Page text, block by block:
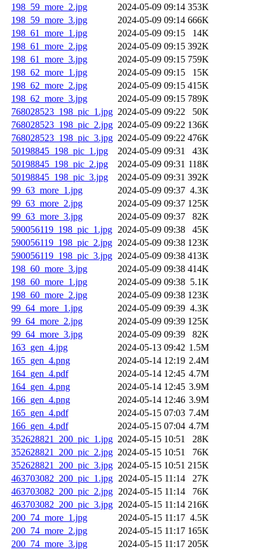
198_59_more_2.jpg
2024-05-09 09:14 353K
198_59_more_3.jpg
2024-05-09 09:14 666K
198_61_more_1.jpg
2024-05-09 09:15
14K
198_61_more_2.jpg
2024-05-09 09:15 392K
198_61_more_3.jpg
2024-05-09 09:15 759K
198_62_more_1.jpg
2024-05-09 09:15
15K
198_62_more_2.jpg
2024-05-09 09:15 415K
198_62_more_3.jpg
2024-05-09 09:15 789K
768028523_198_pic_1.jpg 2024-05-09 09:22
50K
768028523_198_pic_2.jpg 2024-05-09 09:22 136K
768028523_198_pic_3.jpg 2024-05-09 09:22 476K
50198845_198_pic_1.jpg
2024-05-09 09:31
43K
50198845_198_pic_2.jpg
2024-05-09 09:31 118K
50198845_198_pic_3.jpg
2024-05-09 09:31 392K
99_63_more_1.jpg
2024-05-09 09:37 4.3K
99_63_more_2.jpg
2024-05-09 09:37 125K
99_63_more_3.jpg
2024-05-09 09:37
82K
590056119_198_pic_1.jpg 2024-05-09 09:38
45K
590056119_198_pic_2.jpg 2024-05-09 09:38 123K
590056119_198_pic_3.jpg 2024-05-09 09:38 413K
198_60_more_3.jpg
2024-05-09 09:38 414K
198_60_more_1.jpg
2024-05-09 09:38 5.1K
198_60_more_2.jpg
2024-05-09 09:38 123K
99_64_more_1.jpg
2024-05-09 09:39 4.3K
99_64_more_2.jpg
2024-05-09 09:39 125K
99_64_more_3.jpg
2024-05-09 09:39
82K
163_gen_4.jpg
2024-05-13 09:42 1.5M
165_gen_4.png
2024-05-14 12:19 2.4M
164_gen_4.pdf
2024-05-14 12:45 4.7M
164_gen_4.png
2024-05-14 12:45 3.9M
166_gen_4.png
2024-05-14 12:46 3.9M
165_gen_4.pdf
2024-05-15 07:03 7.4M
166_gen_4.pdf
2024-05-15 07:04 4.7M
352628821_200_pic_1.jpg 2024-05-15 10:51
28K
352628821_200_pic_2.jpg 2024-05-15 10:51
76K
352628821_200_pic_3.jpg 2024-05-15 10:51 215K
463703082_200_pic_1.jpg 2024-05-15 11:14
27K
463703082_200_pic_2.jpg 2024-05-15 11:14
76K
463703082_200_pic_3.jpg 2024-05-15 11:14 216K
200_74_more_1.jpg
2024-05-15 11:17 4.5K
200_74_more_2.jpg
2024-05-15 11:17 165K
200_74_more_3.jpg
2024-05-15 11:17 205K